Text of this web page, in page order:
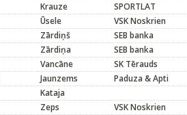
Krauze
SPORTLAT
Ūsele
VSK Noskrien
Zārdiņš
SEB banka
Zārdiņa
SEB banka
Vancāne
SK Tērauds
Jaunzems
Paduza & Apti
Kataja
Zeps
VSK Noskrien